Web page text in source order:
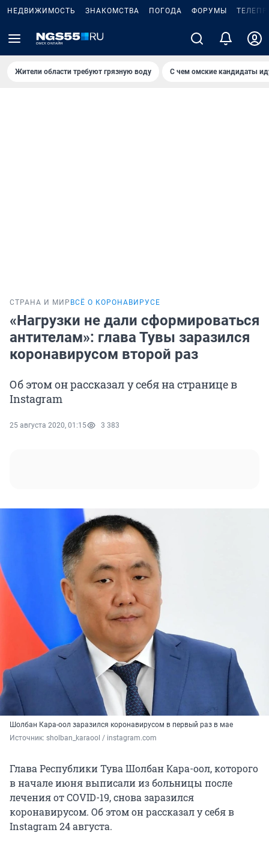
НЕДВИЖИМОСТЬ ЗНАКОМСТВА ПОГОДА ФОРУМЫ
Жители области требуют грязную воду С чем омские кандидаты
СТРАНА И МИР ВСЁ О КОРОНАВИРУСЕ
«Нагрузки не дали сформироваться
антителам»: глава Тувы заразился
коронавирусом второй раз
Об этом он рассказал у себя на странице в
Instagram
25 августа 2020, 01:15 3 383
Шолбан Кара-оол заразился коронавирусом в первый раз в мае
Источник: sholban_karaool / instagram.com
Глава Республики Тува Шолбан Кара-оол, которого
в начале июня выписали из больницы после
лечения от COVID-19, снова заразился
коронавирусом. Об этом он рассказал у себя в
Instagram 24 августа.